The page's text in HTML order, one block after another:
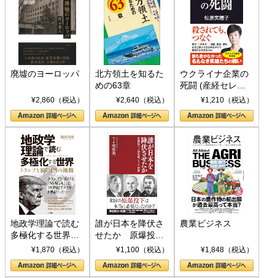
廃墟のヨーロッパ
¥2,860（税込）
北方領土を知るた
めの63章
¥2,640（税込）
ウクライナ企業の
死闘 (産経セレク
ト S 039)¥1,210（税込）
地政学理論で読む
多極化する世界：
トランプとBRICS
の挑戦
¥1,870（税込）
誰が日本を降伏さ
せたか 原爆投
下、ソ連参戦、そ
して聖断 (PHP新
書)
¥1,100（税込）
農業ビジネス
¥1,848（税込）